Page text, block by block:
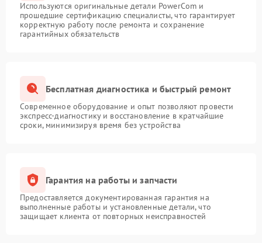
Используются оригинальные детали PowerCom и
прошедшие сертификацию специалисты, что гарантирует
корректную работу после ремонта и сохранение
гарантийных обязательств
Бесплатная диагностика и быстрый ремонт
Современное оборудование и опыт позволяют провести
экспресс-диагностику и восстановление в кратчайшие
сроки, минимизируя время без устройства
Гарантия на работы и запчасти
Предоставляется документированная гарантия на
выполненные работы и установленные детали, что
защищает клиента от повторных неисправностей